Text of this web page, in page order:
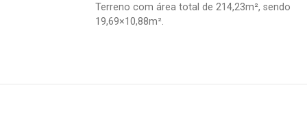
Terreno com área total de 214,23m², sendo
19,69×10,88m².